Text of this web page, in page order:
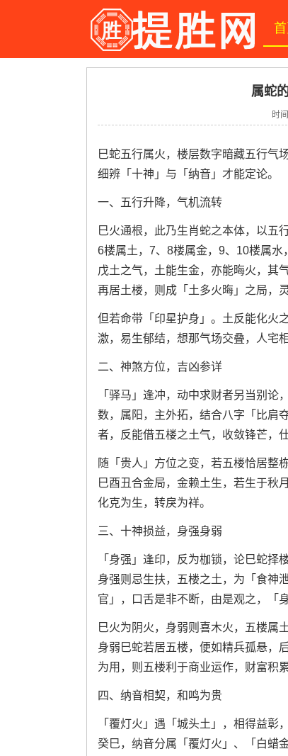
属蛇
时
巳蛇五行属火，楼层数字暗藏五行气
细辨「十神」与「纳音」才能定论。
一、五行升降，气机流转
巳火通根，此乃生肖蛇之本体，以五
6楼属土，7、8楼属金，9、10楼属
戊土之气，土能生金，亦能晦火，其
再居土楼，则成「土多火晦」之局，
但若命带「印星护身」。土反能化火
激，易生郁结，想那气场交叠，人宅
二、神煞方位，吉凶参详
「驿马」逢冲，动中求财者另当别
数，属阳，主外拓，结合八字「比肩
者，反能借五楼之土气，收敛锋芒，
随「贵人」方位之变，若五楼恰居整
巳酉丑合金局，金赖土生，若生于秋
化克为生，转戾为祥。
三、十神损益，身强身弱
「身强」逢印，反为枷锁，论巳蛇择
身强则忌生扶，五楼之土，为「食神
官」，口舌是非不断，由是观之，「
巳火为阴火，身弱则喜木火，五楼属
身弱巳蛇若居五楼，便如精兵孤悬，
为用，则五楼利于商业运作，财富积累
四、纳音相契，和鸣为贵
「覆灯火」遇「城头土」，相得益彰
癸巳，纳音分属「覆灯火」、「白蜡